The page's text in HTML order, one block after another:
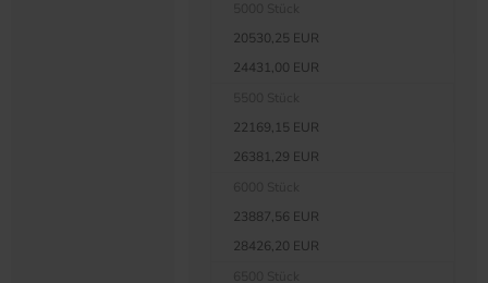
20530,25 EUR
24431,00 EUR
22169,15 EUR
26381,29 EUR
23887,56 EUR
28426,20 EUR